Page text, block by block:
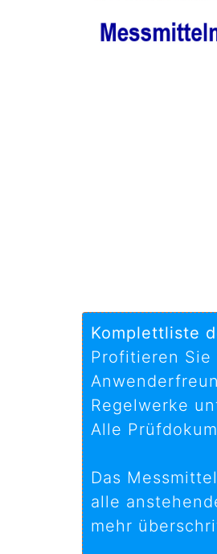
Komplettliste
Profitieren
Regelwerke
Alle
Das
alle
mehr